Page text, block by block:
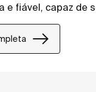
e fiável, capaz de